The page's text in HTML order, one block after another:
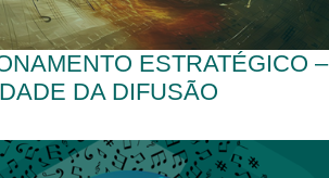
ESTRATÉGICO –
DA DIFUSÃO